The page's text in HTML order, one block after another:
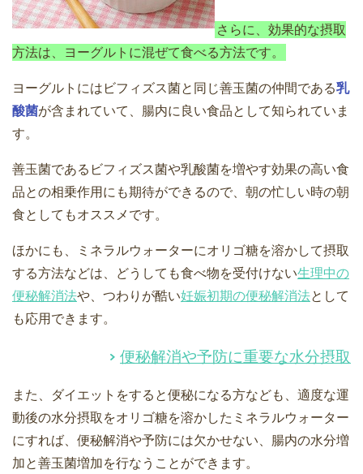
さらに、効果的な摂取
方法は、ヨーグルトに混ぜて食べる方法です。
ヨーグルトにはビフィズス菌と同じ善玉菌の仲間である乳
酸菌が含まれていて、腸内に良い食品として知られていま
す。
善玉菌であるビフィズス菌や乳酸菌を増やす効果の高い食
品との相乗作用にも期待ができるので、朝の忙しい時の朝
食としてもオススメです。
ほかにも、ミネラルウォーターにオリゴ糖を溶かして摂取
する方法などは、どうしても食べ物を受付けない生理中の
便秘解消法や、つわりが酷い妊娠初期の便秘解消法として
も応用できます。
便秘解消や予防に重要な水分摂取
また、ダイエットをすると便秘になる方なども、適度な運
動後の水分摂取をオリゴ糖を溶かしたミネラルウォーター
にすれば、便秘解消や予防には欠かせない、腸内の水分増
加と善玉菌増加を行なうことができます。